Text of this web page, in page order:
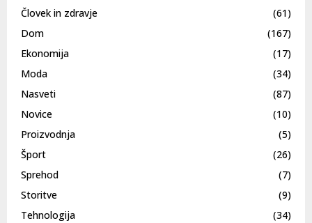
Človek in zdravje
(61)
Dom
(167)
Ekonomija
(17)
Moda
(34)
Nasveti
(87)
Novice
(10)
Proizvodnja
(5)
Šport
(26)
Sprehod
(7)
Storitve
(9)
Tehnologija
(34)